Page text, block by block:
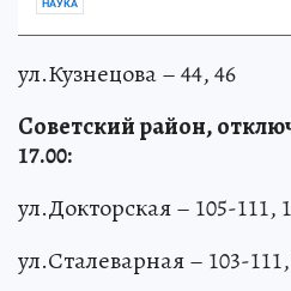
НАУКА
ул.Кузнецова – 44, 46
Советский район,
17.00:
ул.Докторская – 105-111,
ул.Сталеварная – 103-